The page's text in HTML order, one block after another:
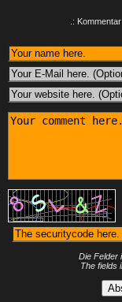
.:
Die Felder
The fields